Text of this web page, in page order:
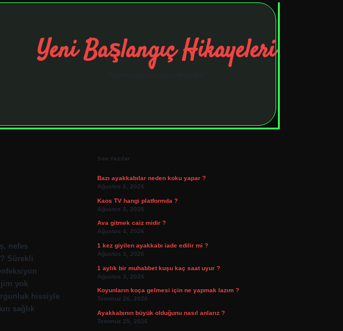
Yeni Başlangıç Hikayeleri
nefes
Sürekli
yok
hissiyle
sağlık
Son Yazılar
Bazı ayakkabılar neden koku yapar ?
Ağustos 6, 2026
Kaos TV hangi platformda ?
Ağustos 5, 2026
Ava gitmek caiz midir ?
Ağustos 4, 2026
1 kez giyilen ayakkabı iade edilir mi ?
Ağustos 3, 2026
1 aylık bir muhabbet kuşu kaç saat uyur ?
Ağustos 3, 2026
Koyunların koça gelmesi için ne yapmak lazım ?
Temmuz 26, 2026
Ayakkabının büyük olduğunu nasıl anlarız ?
Temmuz 25, 2026
tulipbetelexbett.net